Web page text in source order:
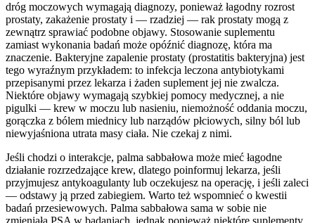
dróg moczowych wymagają diagnozy, ponieważ łagodny rozrost
prostaty, zakażenie prostaty i — rzadziej — rak prostaty mogą z
zewnątrz sprawiać podobne objawy. Stosowanie suplementu
zamiast wykonania badań może opóźnić diagnozę, która ma
znaczenie. Bakteryjne zapalenie prostaty (prostatitis bakteryjna) jest
tego wyraźnym przykładem: to infekcja leczona antybiotykami
przepisanymi przez lekarza i żaden suplement jej nie zwalcza.
Niektóre objawy wymagają szybkiej pomocy medycznej, a nie
pigulki — krew w moczu lub nasieniu, niemożność oddania moczu,
gorączka z bólem miednicy lub narządów płciowych, silny ból lub
niewyjaśniona utrata masy ciała. Nie czekaj z nimi.
Jeśli chodzi o interakcje, palma sabbałowa może mieć łagodne
działanie rozrzedzające krew, dlatego poinformuj lekarza, jeśli
przyjmujesz antykoagulanty lub oczekujesz na operację, i jeśli zaleci
— odstawy ją przed zabiegiem. Warto też wspomnieć o kwestii
badań przesiewowych. Palma sabbałowa sama w sobie nie